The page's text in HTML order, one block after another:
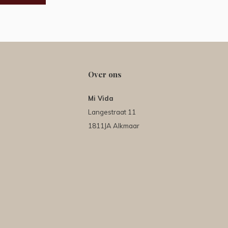
Over ons
Mi Vida
Langestraat 11
1811JA Alkmaar